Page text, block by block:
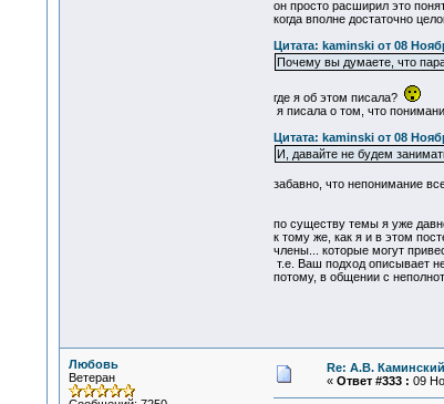
он просто расширил это
когда вполне достаточно
Цитата: kaminski от 08
Почему вы думаете, что
где я об этом писала?
я писала о том, что
Цитата: kaminski от 08
И, давайте не будем
забавно, что непонимание
по существу темы я уже
к тому же, как я и в этом
члены... которые могут
т.е. Ваш подход описывает
потому, в общении с
Любовь
Ветеран
Re: А.В.
« Ответ #333 : 09